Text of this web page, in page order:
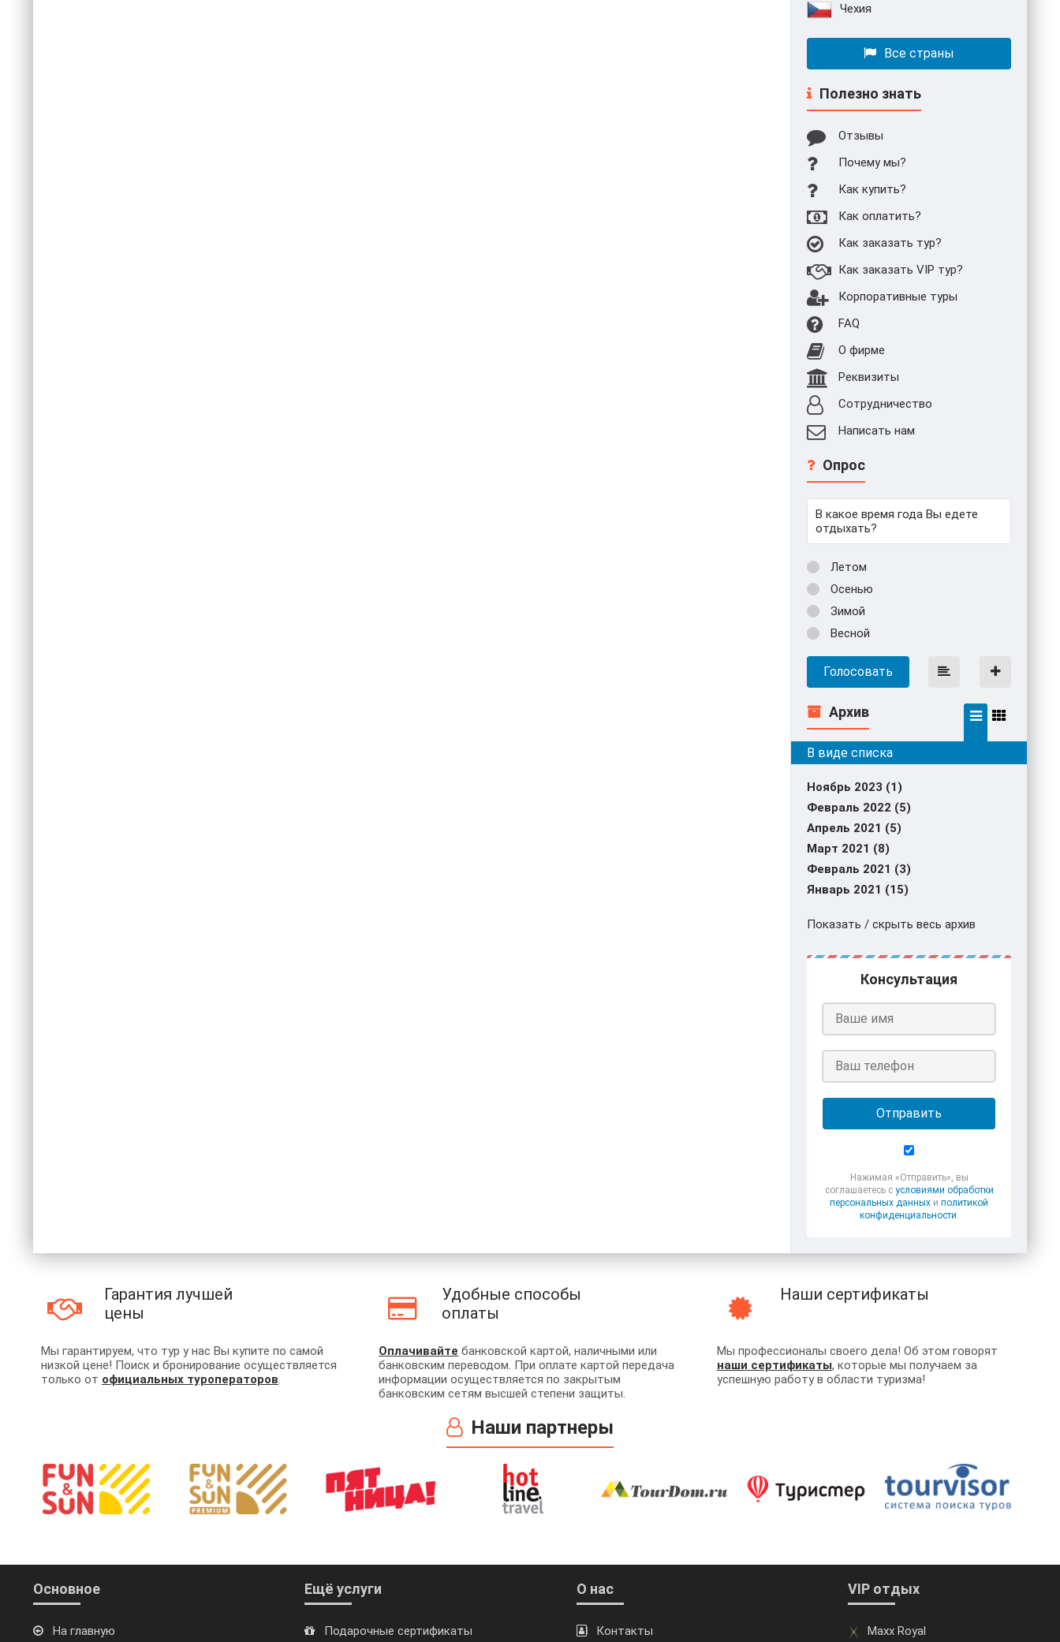
Чехия
Все страны
Полезно знать
Отзывы
Почему мы?
Как купить?
Как оплатить?
Как заказать тур?
Как заказать VIP тур?
Корпоративные туры
FAQ
О фирме
Реквизиты
Сотрудничество
Написать нам
Опрос
В какое время года Вы едете
отдыхать?
Летом
Осенью
Зимой
Весной
Голосовать
Архив
Ноябрь 2023 (1)
Февраль 2022 (5)
Апрель 2021 (5)
Март 2021 (8)
Февраль 2021 (3)
Январь 2021 (15)
Показать / скрыть весь архив
Консультация
Отправить
Нажимая «Отправить», вы
соглашаетесь с условиями обработки
персональных данных и политикой
конфиденциальности.
Гарантия лучшей
цены
Мы гарантируем, что тур у нас Вы купите по самой
низкой цене! Поиск и бронирование осуществляется
только от официальных туроператоров.
Удобные способы
оплаты
Оплачивайте банковской картой, наличными или
банковским переводом. При оплате картой передача
информации осуществляется по закрытым
банковским сетям высшей степени защиты.
Наши сертификаты
Мы профессионалы своего дела! Об этом говорят
наши сертификаты, которые мы получаем за
успешную работу в области туризма!
Наши партнеры
Основное
На главную
Ещё услуги
Подарочные сертификаты
О нас
Контакты
VIP отдых
Maxx Royal